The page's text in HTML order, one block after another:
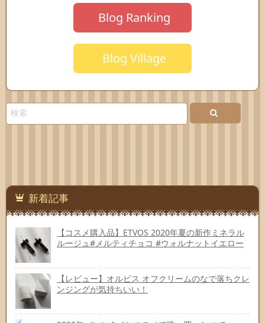
Blog Ranking
Blog Village
新着記事
【コスメ購入品】ETVOS 2020年夏の新作ミネラル
ルージュ#メルティチョコ #ウォルナットイエロー
【レビュー】オルビス オフクリームのなで落ちクレ
ンジングが気持ちいい！